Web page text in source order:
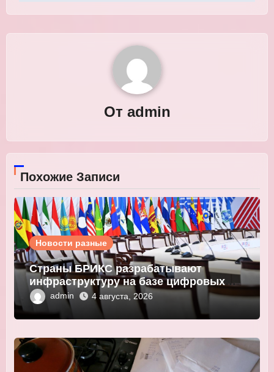
От admin
Похожие Записи
Новости разные
Страны БРИКС разрабатывают
инфраструктуру на базе цифровых
валют центробанков
admin 4 августа, 2026